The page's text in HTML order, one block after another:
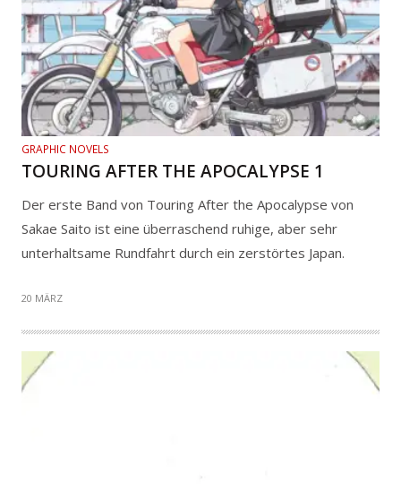
GRAPHIC NOVELS
TOURING AFTER THE APOCALYPSE 1
Der erste Band von Touring After the Apocalypse von
Sakae Saito ist eine überraschend ruhige, aber sehr
unterhaltsame Rundfahrt durch ein zerstörtes Japan.
20 MÄRZ